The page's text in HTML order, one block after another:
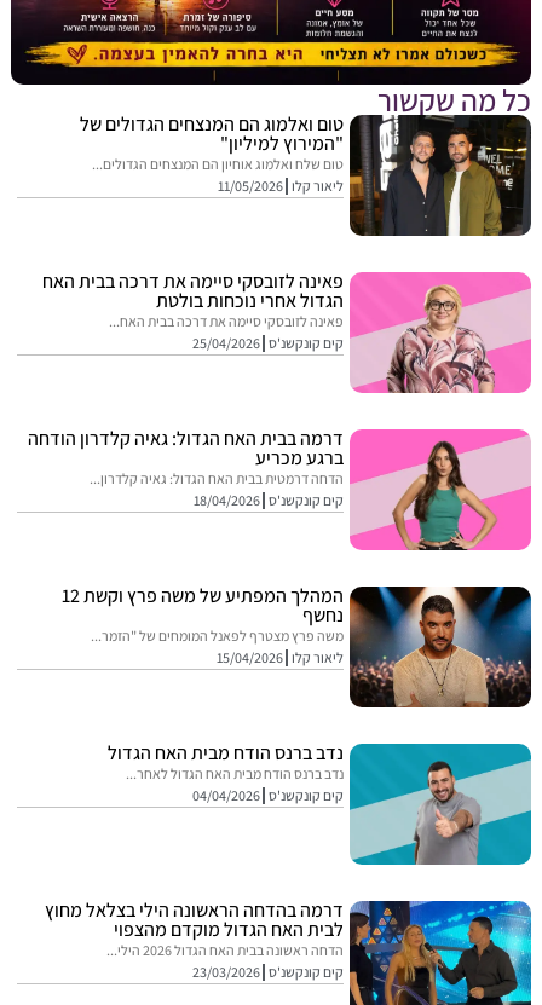
שקשור
טום ואלמוג הם המנצחים הגדולים של
"המירוץ למיליון"
טום שלח ואלמוג אוחיון הם המנצחים הגדולים...
ליאור קלו 11/05/2026
פאינה לזובסקי סיימה את דרכה בבית האח
הגדול אחרי נוכחות בולטת
פאינה לזובסקי סיימה את דרכה בבית האח...
קים קונקשנ'ס 25/04/2026
דרמה בבית האח הגדול: גאיה קלדרון הודחה
ברגע מכריע
הדחה דרמטית בבית האח הגדול: גאיה קלדרון...
קים קונקשנ'ס 18/04/2026
המהלך המפתיע של משה פרץ וקשת 12
נחשף
משה פרץ מצטרף לפאנל המומחים של "הזמר...
ליאור קלו 15/04/2026
נדב ברנס הודח מבית האח הגדול
נדב ברנס הודח מבית האח הגדול לאחר...
קים קונקשנ'ס 04/04/2026
דרמה בהדחה הראשונה הילי בצלאל מחוץ
לבית האח הגדול מוקדם מהצפוי
הדחה ראשונה בבית האח הגדול 2026 הילי...
קים קונקשנ'ס 23/03/2026